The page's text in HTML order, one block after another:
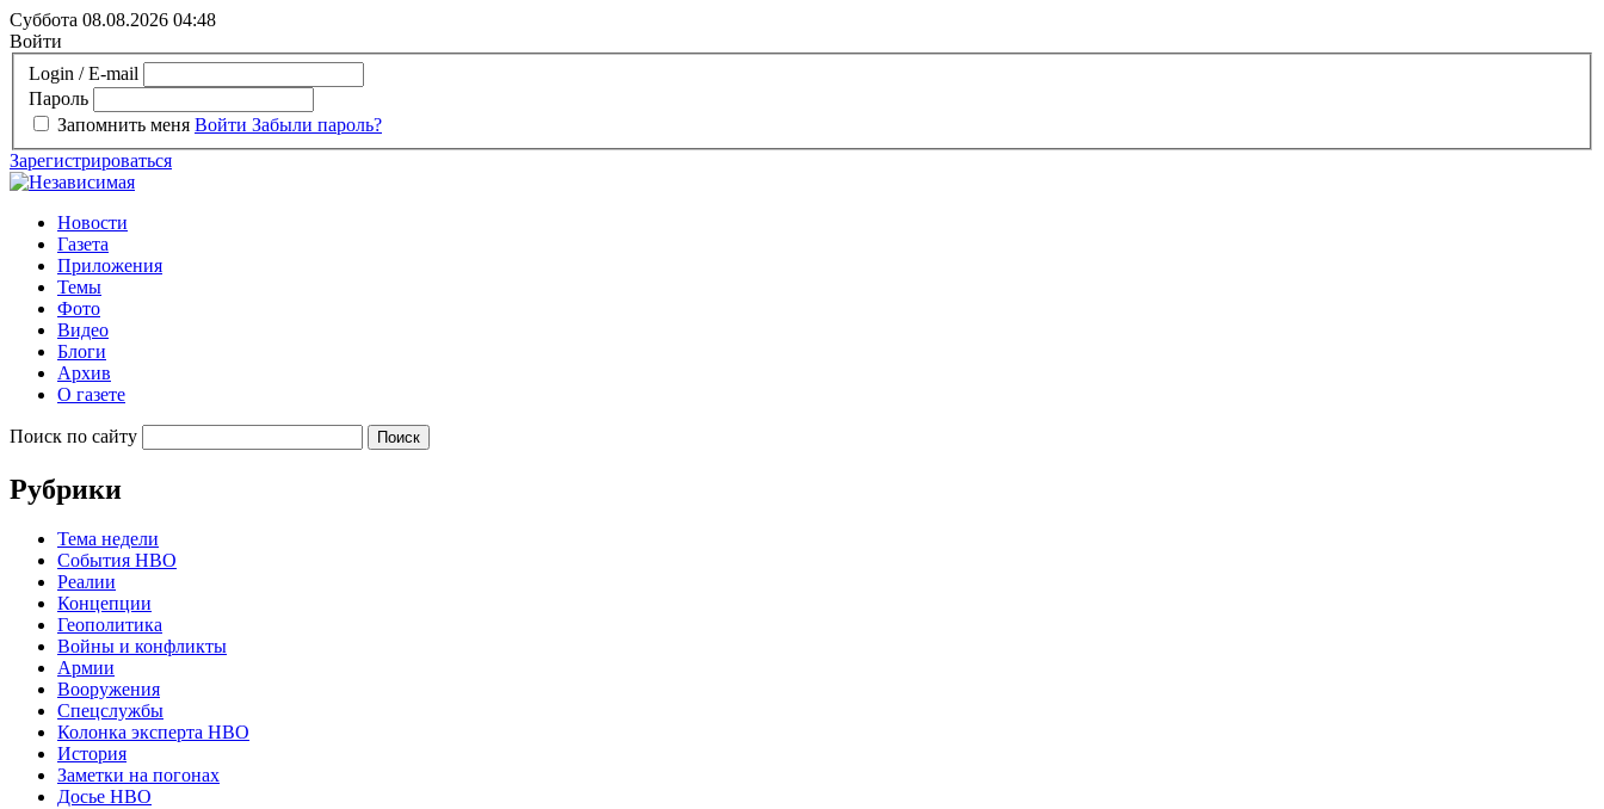
Суббота 08.08.2026 04:48
Войти
Login / E-mail
Пароль
Запомнить меня Войти Забыли пароль?
Зарегистрироваться
Новости
Газета
Приложения
Темы
Фото
Видео
Блоги
Архив
О газете
Поиск по сайту
Рубрики
Тема недели
События НВО
Реалии
Концепции
Геополитика
Войны и конфликты
Армии
Вооружения
Спецслужбы
Колонка эксперта НВО
История
Заметки на погонах
Досье НВО